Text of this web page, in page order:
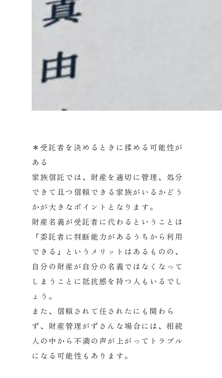
＊受託者を決めるときに揉める可能性が
ある
家族信託では、財産を適切に管理、処分
できて且つ信頼できる家族がいるかどう
かが大きなポイントとなります。
財産名義が受託者に代わるということは
『委託者に判断能力があるうちから利用
できる』というメリットはあるものの、
自分の財産が自分の名義ではなくなって
しまうことに抵抗感を持つ人もいるでし
ょう。
また、信頼されて任されたにも関わら
ず、財産管理がずさんな場合には、相続
人の中から不満の声が上がってトラブル
になる可能性もあります。